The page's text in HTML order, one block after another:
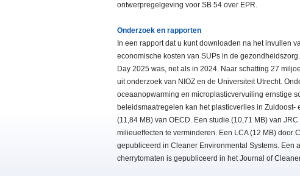
ontwerpregelgeving voor SB 54 over EPR.
Onderzoek en rapporten
In een rapport dat u kunt downloaden na het invullen
economische kosten van SUPs in de
Day 2025 was, net als in 2024. Naar schatting 27
uit onderzoek van NIOZ en de Universiteit Utrecht.
oceaanopwarming en microplasticvervuiling ernstige
beleidsmaatregelen kan het plasticverlies in
(11,84 MB) van OECD. Een studie (10,71 MB) van
milieueffecten te verminderen. Een LCA (12 MB) door
gepubliceerd in Cleaner Environmental Systems. Een
cherrytomaten is gepubliceerd in het Journal of